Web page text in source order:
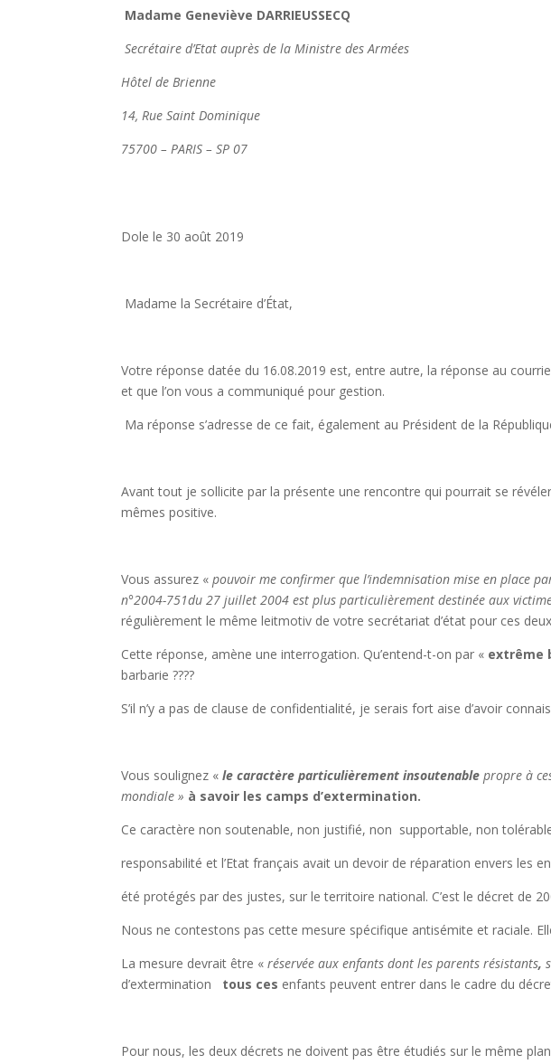
Madame Geneviève
Secrétaire d’Etat auprès de la Ministre des Armées
Hôtel de Brienne
14, Rue Saint Dominique
75700 – PARIS – SP 07
Dole le 30 août 2019
Madame la Secrétaire d’État,
Votre réponse datée du 16.08.2019 est, entre autre, la réponse au
et que l’on vous a communiqué pour gestion.
Ma réponse s’adresse de ce fait, également au Président de la
Avant tout je sollicite par la présente une rencontre qui pourrait se
mêmes positive.
Vous assurez «pouvoir me confirmer que l’indemnisation mise en place
n°2004-751du 27 juillet 2004 est plus particulièrement destinée aux
régulièrement le même leitmotiv de votre secrétariat d’état pour ces
Cette réponse, amène une interrogation. Qu’entend-t-on par « extrême
barbarie ????
S’il n’y a pas de clause de confidentialité, je serais fort aise d’avoir
Vous soulignez «le caractère particulièrement insoutenable propre à
mondiale » à savoir les camps d’extermination.
Ce caractère non soutenable, non justifié, non supportable, non
responsabilité et l’Etat français avait un devoir de réparation envers les
été protégés par des justes, sur le territoire national. C’est le décret de
Nous ne contestons pas cette mesure spécifique antisémite et raciale.
La mesure devrait être «réservée aux enfants dont les parents résistants,
d’extermination
tous ces enfants peuvent entrer dans le cadre du
Pour nous, les deux décrets ne doivent pas être étudiés sur le même